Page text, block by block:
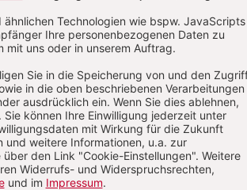
für die Republik Österreich III 2009/120